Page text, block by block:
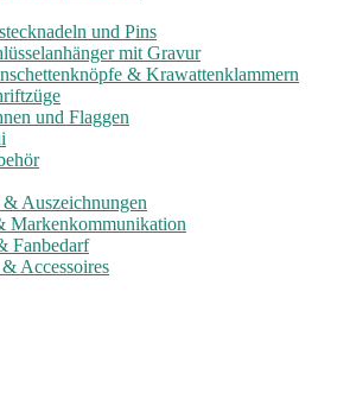
und Pins
mit Gravur
& Krawattenklammern
und Flaggen
& Auszeichnungen
Markenkommunikation
Fanbedarf
Accessoires